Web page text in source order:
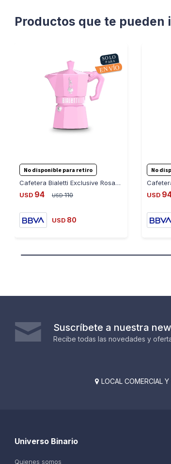
Productos que te pueden
No disponible para retiro
Cafetera Bialetti Exclusive Rosada 6 Pocillos (Aluminio) - ROSA
USD 94 USD 110
USD 80
No
USD
Suscríbete a nuestra
Recibe todas las novedades y
 LOCAL COMERCIAL
Universo Binario
Quienes somos